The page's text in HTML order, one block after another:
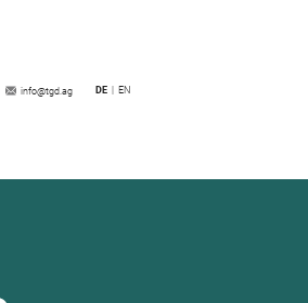
info@tgd.ag DE EN